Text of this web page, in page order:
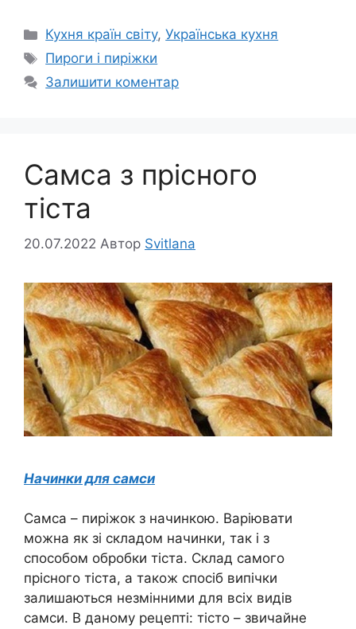
Категорії
Кухня країн світу,Українська кухня
Позначки
Пироги і пиріжки
Залишити коментар
Самса з прісного
тіста
20.07.2022 Автор Svitlana
Начинки для самси
Самса – пиріжок з начинкою. Варіювати
можна як зі складом начинки, так і з
способом обробки тіста. Склад самого
прісного тіста, а також спосіб випічки
залишаються незмінними для всіх видів
самси. В даному рецепті: тісто – звичайне